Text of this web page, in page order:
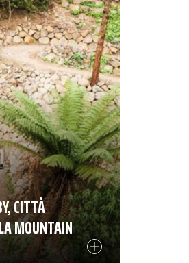
CITTÀ
MOUNTAIN